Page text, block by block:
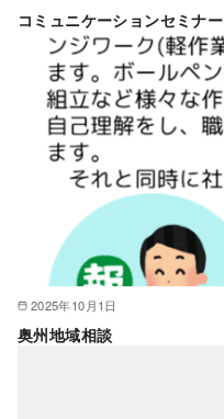
コミュニケーションセミナー
2025年10月1日
奥州地域相談